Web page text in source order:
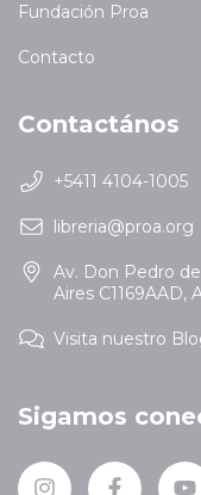
Fundación Proa
Contacto
Contactános
+5411 4104-1005
libreria@proa.org
Av. Don Pedro
Aires C1169AAD,
Visita nuestro
Sigamos